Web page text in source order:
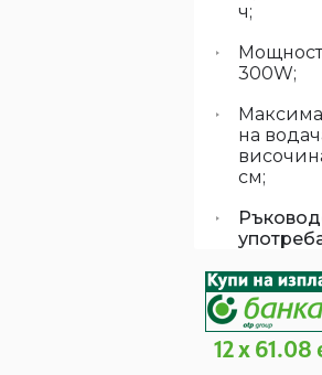
ч;
300W;
на
см;
12 x 61.08